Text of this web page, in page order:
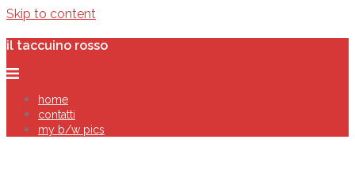
Skip to content
il taccuino rosso
home
contatti
my b/w pics